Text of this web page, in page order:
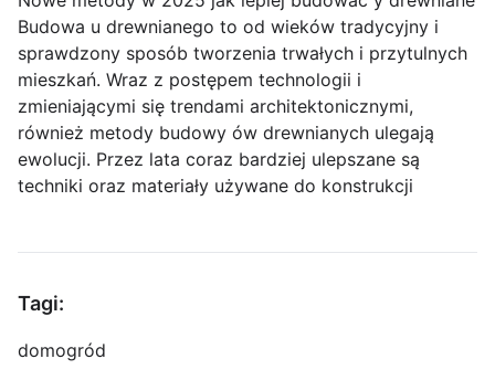
Budowa u drewnianego to od wieków tradycyjny i
sprawdzony sposób tworzenia trwałych i przytulnych
mieszkań. Wraz z postępem technologii i
zmieniającymi się trendami architektonicznymi,
również metody budowy ów drewnianych ulegają
ewolucji. Przez lata coraz bardziej ulepszane są
techniki oraz materiały używane do konstrukcji
Tagi:
domogród